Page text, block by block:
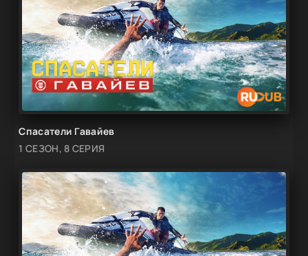
Спасатели Гавайев
1 СЕЗОН, 8 СЕРИЯ